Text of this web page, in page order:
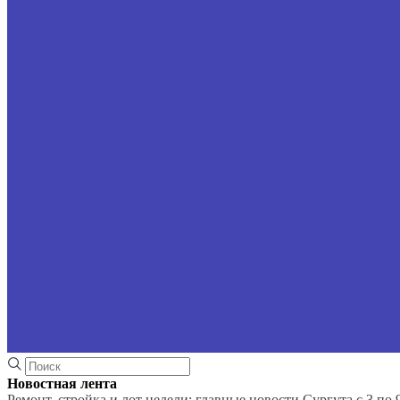
Новостная лента